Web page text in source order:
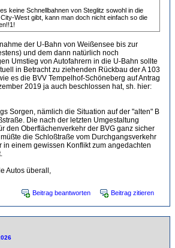
keine Schnellbahnen von Steglitz sowohl in die
West gibt, kann man doch nicht einfach so die
der U-Bahn von Weißensee bis zur
und dem dann natürlich noch
Umstieg von Autofahrern in die U-Bahn sollte
in Betracht zu ziehenden Rückbau der A 103
es die BVV Tempelhof-Schöneberg auf Antrag
2019 ja auch beschlossen hat, sh. hier:
Sorgen, nämlich die Situation auf der "alten" B
Die nach der letzten Umgestaltung
den Oberflächenverkehr der BVG ganz sicher
die Schloßtraße vom Durchgangsverkehr
in einem gewissen Konflikt zum angedachten
Autos überall,
Beitrag beantworten Beitrag zitieren